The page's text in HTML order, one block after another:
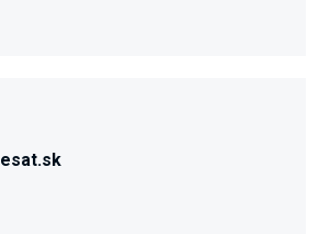
esat.sk